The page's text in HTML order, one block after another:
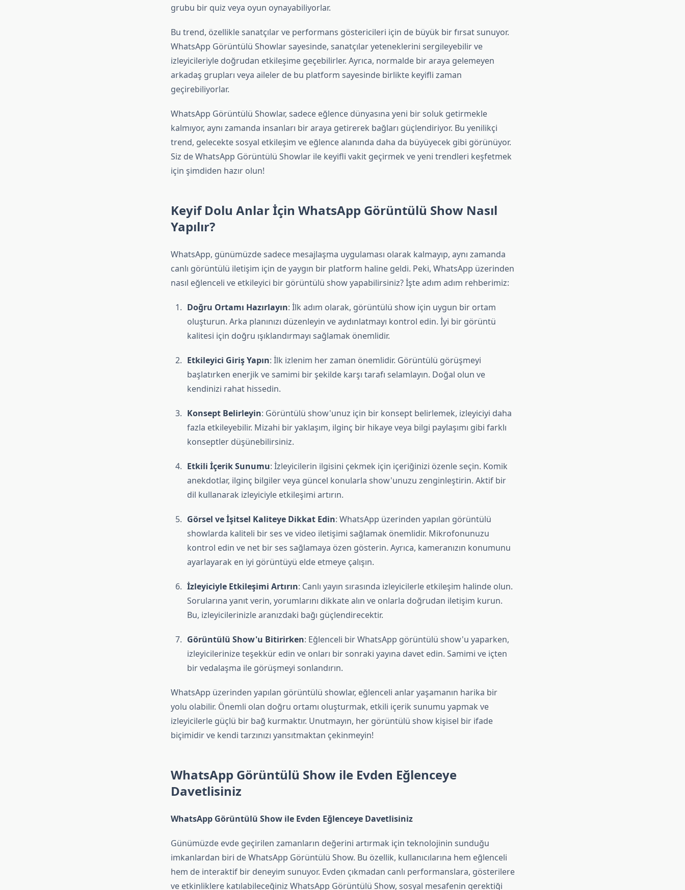
grubu bir quiz veya oyun oynayabiliyorlar.
Bu trend, özellikle sanatçılar ve performans göstericileri için de büyük bir fırsat sunuyor.
WhatsApp Görüntülü Showlar sayesinde, sanatçılar yeteneklerini sergileyebilir ve
izleyicileriyle doğrudan etkileşime geçebilirler. Ayrıca, normalde bir araya gelemeyen
arkadaş grupları veya aileler de bu platform sayesinde birlikte keyifli zaman
geçirebiliyorlar.
WhatsApp Görüntülü Showlar, sadece eğlence dünyasına yeni bir soluk getirmekle
kalmıyor, aynı zamanda insanları bir araya getirerek bağları güçlendiriyor. Bu yenilikçi
trend, gelecekte sosyal etkileşim ve eğlence alanında daha da büyüyecek gibi görünüyor.
Siz de WhatsApp Görüntülü Showlar ile keyifli vakit geçirmek ve yeni trendleri keşfetmek
için şimdiden hazır olun!
Keyif Dolu Anlar İçin WhatsApp Görüntülü Show Nasıl
Yapılır?
WhatsApp, günümüzde sadece mesajlaşma uygulaması olarak kalmayıp, aynı zamanda
canlı görüntülü iletişim için de yaygın bir platform haline geldi. Peki, WhatsApp üzerinden
nasıl eğlenceli ve etkileyici bir görüntülü show yapabilirsiniz? İşte adım adım rehberimiz:
Doğru Ortamı Hazırlayın: İlk adım olarak, görüntülü show için uygun bir ortam
oluşturun. Arka planınızı düzenleyin ve aydınlatmayı kontrol edin. İyi bir görüntü
kalitesi için doğru ışıklandırmayı sağlamak önemlidir.
Etkileyici Giriş Yapın: İlk izlenim her zaman önemlidir. Görüntülü görüşmeyi
başlatırken enerjik ve samimi bir şekilde karşı tarafı selamlayın. Doğal olun ve
kendinizi rahat hissedin.
Konsept Belirleyin: Görüntülü show'unuz için bir konsept belirlemek, izleyiciyi daha
fazla etkileyebilir. Mizahi bir yaklaşım, ilginç bir hikaye veya bilgi paylaşımı gibi farklı
konseptler düşünebilirsiniz.
Etkili İçerik Sunumu: İzleyicilerin ilgisini çekmek için içeriğinizi özenle seçin. Komik
anekdotlar, ilginç bilgiler veya güncel konularla show'unuzu zenginleştirin. Aktif bir
dil kullanarak izleyiciyle etkileşimi artırın.
Görsel ve İşitsel Kaliteye Dikkat Edin: WhatsApp üzerinden yapılan görüntülü
showlarda kaliteli bir ses ve video iletişimi sağlamak önemlidir. Mikrofonunuzu
kontrol edin ve net bir ses sağlamaya özen gösterin. Ayrıca, kameranızın konumunu
ayarlayarak en iyi görüntüyü elde etmeye çalışın.
İzleyiciyle Etkileşimi Artırın: Canlı yayın sırasında izleyicilerle etkileşim halinde olun.
Sorularına yanıt verin, yorumlarını dikkate alın ve onlarla doğrudan iletişim kurun.
Bu, izleyicilerinizle aranızdaki bağı güçlendirecektir.
Görüntülü Show'u Bitirirken: Eğlenceli bir WhatsApp görüntülü show'u yaparken,
izleyicilerinize teşekkür edin ve onları bir sonraki yayına davet edin. Samimi ve içten
bir vedalaşma ile görüşmeyi sonlandırın.
WhatsApp üzerinden yapılan görüntülü showlar, eğlenceli anlar yaşamanın harika bir
yolu olabilir. Önemli olan doğru ortamı oluşturmak, etkili içerik sunumu yapmak ve
izleyicilerle güçlü bir bağ kurmaktır. Unutmayın, her görüntülü show kişisel bir ifade
biçimidir ve kendi tarzınızı yansıtmaktan çekinmeyin!
WhatsApp Görüntülü Show ile Evden Eğlenceye
Davetlisiniz
WhatsApp Görüntülü Show ile Evden Eğlenceye Davetlisiniz
Günümüzde evde geçirilen zamanların değerini artırmak için teknolojinin sunduğu
imkanlardan biri de WhatsApp Görüntülü Show. Bu özellik, kullanıcılarına hem eğlenceli
hem de interaktif bir deneyim sunuyor. Evden çıkmadan canlı performanslara, gösterilere
ve etkinliklere katılabileceğiniz WhatsApp Görüntülü Show, sosyal mesafenin gerektiği